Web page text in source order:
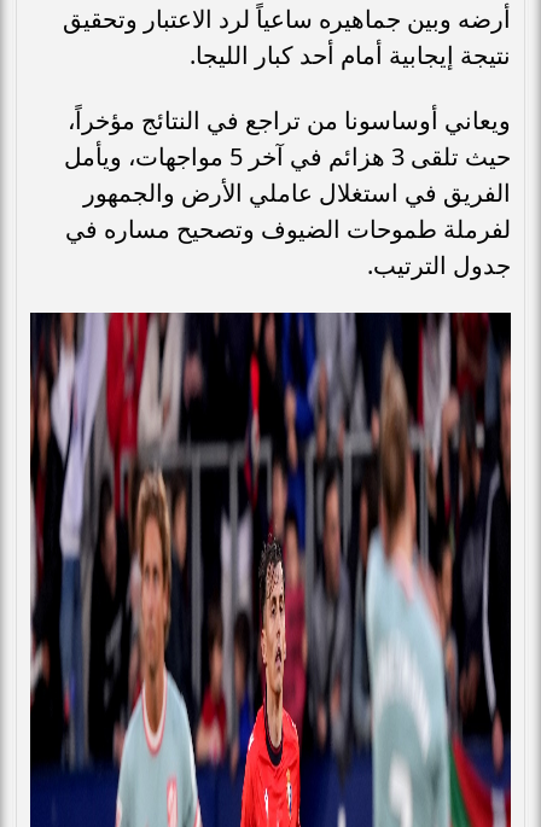
أرضه وبين جماهيره ساعياً لرد الاعتبار وتحقيق
نتيجة إيجابية أمام أحد كبار الليجا.
ويعاني أوساسونا من تراجع في النتائج مؤخراً،
حيث تلقى 3 هزائم في آخر 5 مواجهات، ويأمل
الفريق في استغلال عاملي الأرض والجمهور
لفرملة طموحات الضيوف وتصحيح مساره في
جدول الترتيب.